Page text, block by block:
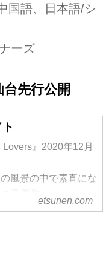
国語、日本語/シ
ーズ
先行公開
』2020年12月
風景の中で素直にな
etsunen.com